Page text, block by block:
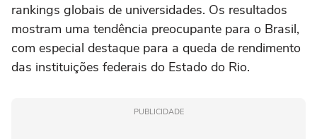
rankings globais de universidades. Os resultados
mostram uma tendência preocupante para o Brasil,
com especial destaque para a queda de rendimento
das instituições federais do Estado do Rio.
PUBLICIDADE